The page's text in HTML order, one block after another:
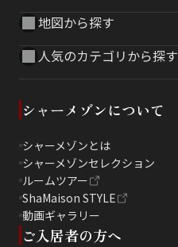
地図から探す
人気のカテゴリから探す
シャーメゾンについて
シャーメゾンとは
シャーメゾンセレクション
ルームツアー
ShaMaison STYLE
動画ギャラリー
ご入居者の方へ